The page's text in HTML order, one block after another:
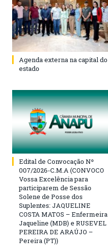
Agenda externa na capital do
estado
Edital de Convocação Nº
007/2026-C.M.A (CONVOCO
Vossa Excelência para
participarem de Sessão
Solene de Posse dos
Suplentes: JAQUELINE
COSTA MATOS – Enfermeira
Jaqueline (MDB) e RUSEVEL
PEREIRA DE ARAÚJO –
Pereira (PT))